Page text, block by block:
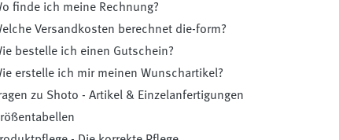
finde ich meine Rechnung?
Versandkosten berechnet die-form?
bestelle ich einen Gutschein?
erstelle ich mir meinen Wunschartikel?
zu Shoto - Artikel & Einzelanfertigungen